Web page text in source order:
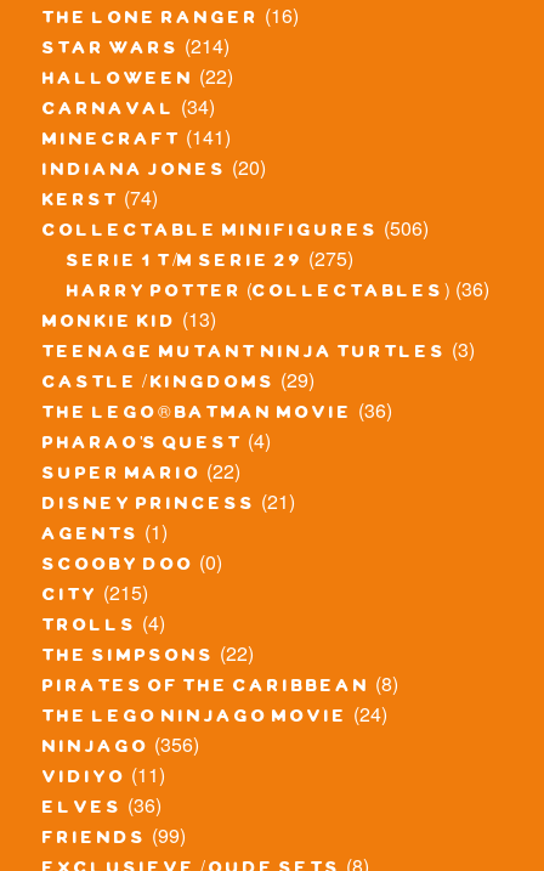
the lone ranger (16)
star wars (214)
halloween (22)
carnaval (34)
minecraft (141)
indiana jones (20)
kerst (74)
collectable minifigures (506)
serie 1 t/m serie 29 (275)
harry potter (collectables) (36)
monkie kid (13)
teenage mutant ninja turtles (3)
castle / kingdoms (29)
the lego® batman movie (36)
pharao's quest (4)
super mario (22)
disney princess (21)
agents (1)
scooby doo (0)
city (215)
trolls (4)
the simpsons (22)
pirates of the caribbean (8)
the lego ninjago movie (24)
ninjago (356)
vidiyo (11)
elves (36)
friends (99)